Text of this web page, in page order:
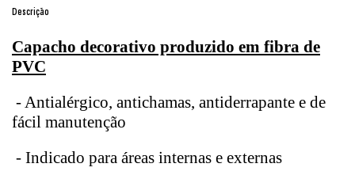
Descrição
Capacho decorativo produzido em fibra de
PVC
- Antialérgico, antichamas, antiderrapante e de
fácil manutenção
- Indicado para áreas internas e externas